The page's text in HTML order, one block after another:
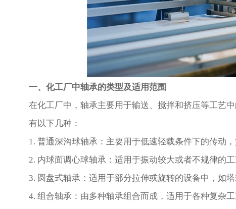
一、化工厂中轴承的类型及适用范围
在化工厂中，轴承主要用于输送、搅拌和挤压等工艺
有以下几种：
1. 普通深沟球轴承：主要用于低速轻载条件下的传动，
2. 内球面调心球轴承：适用于振动较大或者不规律的
3. 圆盘式轴承：适用于部分拉伸或旋转的设备中，如塔
4. 组合轴承：由多种轴承组合而成，适用于各种复杂工